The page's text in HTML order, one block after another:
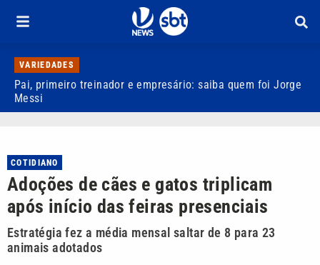
VARIEDADES
Pai, primeiro treinador e empresário: saiba quem foi Jorge
Messi
COTIDIANO
Adoções de cães e gatos triplicam
após início das feiras presenciais
Estratégia fez a média mensal saltar de 8 para 23
animais adotados